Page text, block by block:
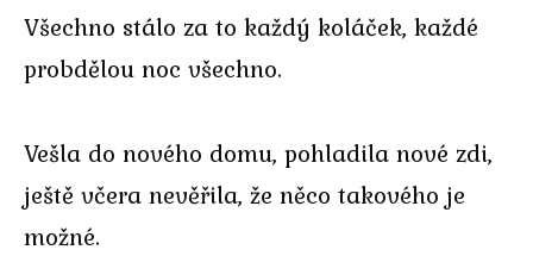
Všechno stálo za to každý koláček, každé
probdělou noc všechno.
Vešla do nového domu, pohladila nové zdi,
ještě včera nevěřila, že něco takového je
možné.